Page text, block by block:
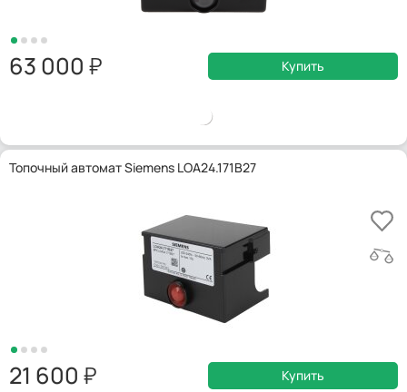
63 000 Купить
Топочный автомат Siemens LOA24.171B27
21 600 Купить